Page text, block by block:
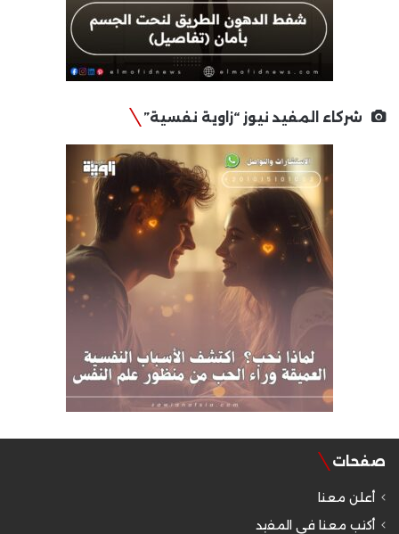
شركاء المفيد نيوز “زاوية نفسية”
صفحات
أعلن معنا
أكتب معنا في المفيد